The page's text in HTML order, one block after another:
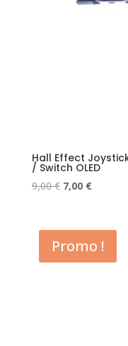
Hall Effect
/ Switch OLED
9,00€ Le
était :
9,00 €.
7,00 €Le
est :
7,00 €.
Promo !